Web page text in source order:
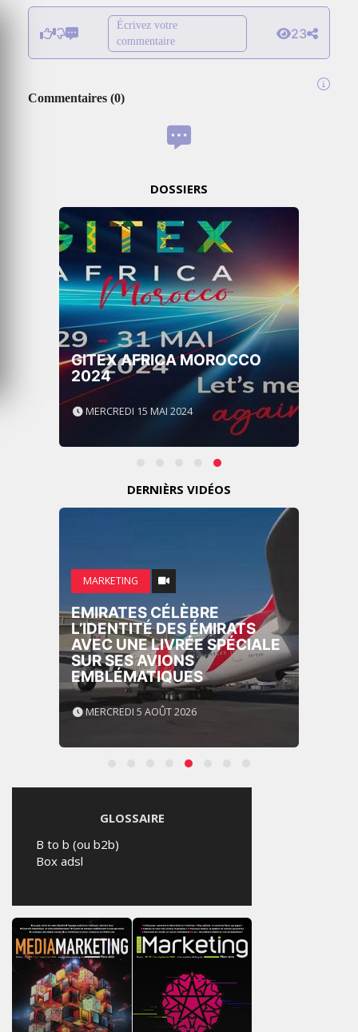
Écrivez votre
commentaire
23
Commentaires (0)
DOSSIERS
GITEX AFRICA MOROCCO
2024
MERCREDI 15 MAI 2024
DERNIÈRS VIDÉOS
MARKETING
EMIRATES CÉLÈBRE
L’IDENTITÉ DES ÉMIRATS
AVEC UNE LIVRÉE SPÉCIALE
SUR SES AVIONS
EMBLÉMATIQUES
MERCREDI 5 AOÛT 2026
GLOSSAIRE
B to b (ou b2b)
Box adsl